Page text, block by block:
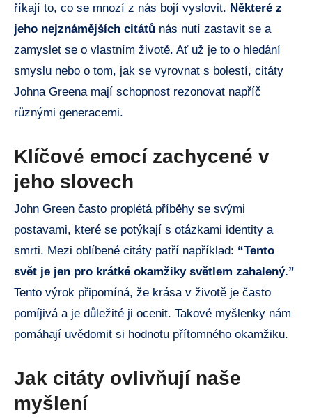
říkají to, co se mnozí z nás bojí vyslovit. Některé z
jeho nejznámějších citátů nás nutí zastavit se a
zamyslet se o vlastním životě. Ať už je to o hledání
smyslu nebo o tom, jak se vyrovnat s bolestí, citáty
Johna Greena mají schopnost rezonovat napříč
různými generacemi.
Klíčové emocí zachycené v
jeho slovech
John Green často proplétá příběhy se svými
postavami, které se potýkají s otázkami identity a
smrti. Mezi oblíbené citáty patří například: “Tento
svět je jen pro krátké okamžiky světlem zahalený.”
Tento výrok připomíná, že krása v životě je často
pomíjivá a je důležité ji ocenit. Takové myšlenky nám
pomáhají uvědomit si hodnotu přítomného okamžiku.
Jak citáty ovlivňují naše
myšlení